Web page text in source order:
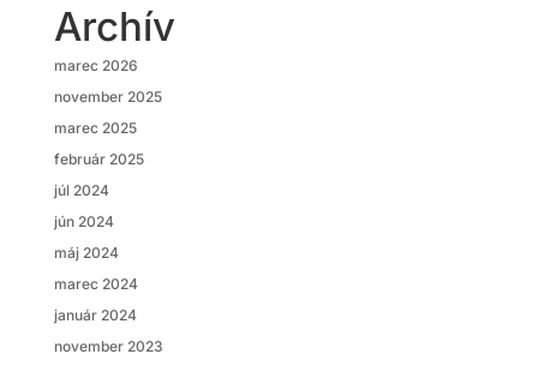
Archív
marec 2026
november 2025
marec 2025
február 2025
júl 2024
jún 2024
máj 2024
marec 2024
január 2024
november 2023